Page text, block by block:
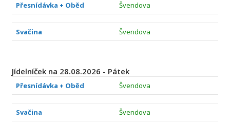
Přesnídávka + Oběd Švendova
Svačina Švendova
Jídelníček na 28.08.2026 - Pátek
Přesnídávka + Oběd Švendova
Svačina Švendova